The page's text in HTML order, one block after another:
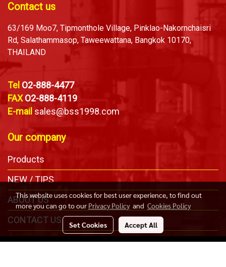
Contact us
63/169 Moo7, Tipmonthole Village, Pinklao-Nakornchaisri
Rd, Salathammasop, Taweewattana, Bangkok 10170,
THAILAND
Tel O2-888-4477
FAXO2-888-4119
E-mail sales@bss1998.com
Our company
Products
NEW / TIPS
ABOUT US
CONTACT US
This website uses cookies for best user experience, to find out
more you can go to our Privacy Policyand Cookies Policy
Set Cookies Accept All